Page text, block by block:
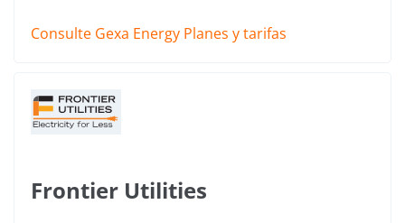
Consulte Gexa Energy Planes y tarifas
Frontier Utilities